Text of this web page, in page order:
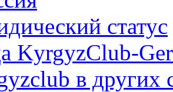
статус
KyrgyzClub-
в других